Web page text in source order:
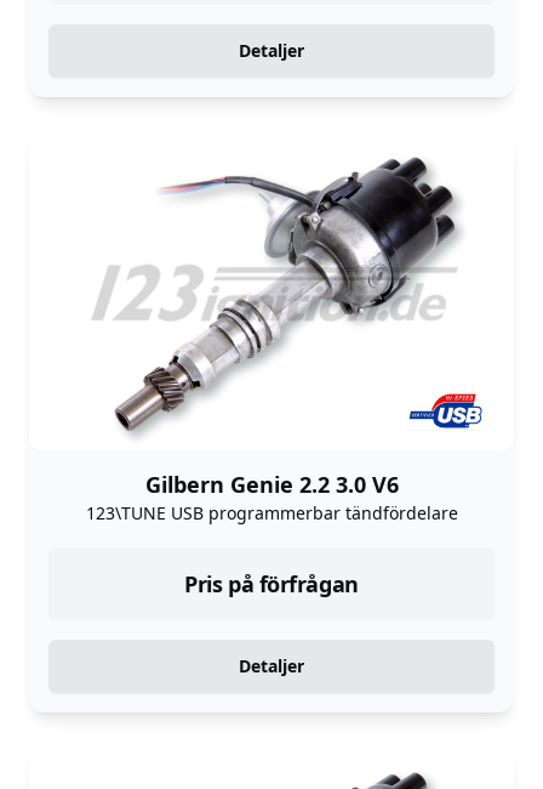
Detaljer
Gilbern Genie 2.2 3.0 V6
123\TUNE USB programmerbar tändfördelare
Pris på förfrågan
Detaljer